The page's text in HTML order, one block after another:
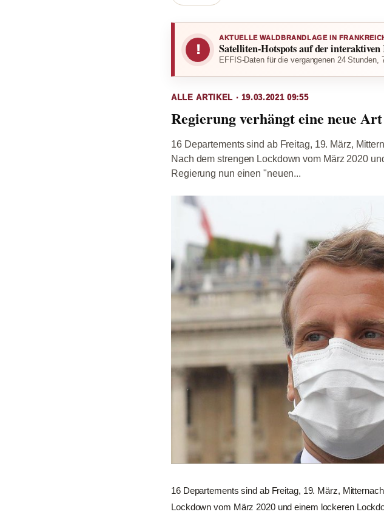
!
AKTUELLE WALDBRANDLAGE IN
Satelliten-Hotspots auf der interaktiven
EFFIS-Daten für die vergangenen 24 Stunden,
ALLE ARTIKEL · 19.03.2021 09:55
Regierung verhängt eine neue
16 Departements sind ab Freitag, 19. März,
Nach dem strengen Lockdown vom März 2020
Regierung nun einen "neuen...
16 Departements sind ab Freitag, 19. März,
Lockdown vom März 2020 und einem lockeren